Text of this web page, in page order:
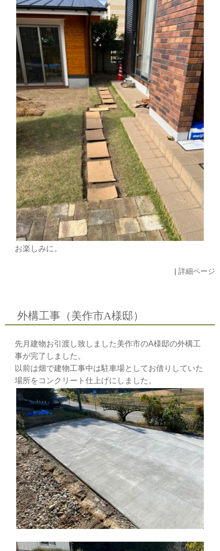
お楽しみに。
| 詳細ページ
外構工事（美作市A様邸）
先月建物お引渡し致しました美作市のA様邸の外構工
事が完了しました。
以前は畑で建物工事中は駐車場としてお借りしていた
場所をコンクリート仕上げにしました。